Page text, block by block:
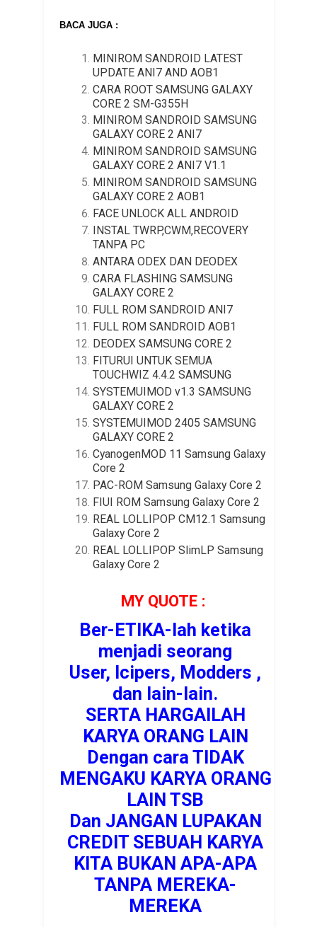
BACA JUGA :
MINIROM SANDROID LATEST
UPDATE ANI7 AND AOB1
CARA ROOT SAMSUNG GALAXY
CORE 2 SM-G355H
MINIROM SANDROID SAMSUNG
GALAXY CORE 2 ANI7
MINIROM SANDROID SAMSUNG
GALAXY CORE 2 ANI7 V1.1
MINIROM SANDROID SAMSUNG
GALAXY CORE 2 AOB1
FACE UNLOCK ALL ANDROID
INSTAL TWRP,CWM,RECOVERY
TANPA PC
ANTARA ODEX DAN DEODEX
CARA FLASHING SAMSUNG
GALAXY CORE 2
FULL ROM SANDROID ANI7
FULL ROM SANDROID AOB1
DEODEX SAMSUNG CORE 2
FITURUI UNTUK SEMUA
TOUCHWIZ 4.4.2 SAMSUNG
SYSTEMUIMOD v1.3 SAMSUNG
GALAXY CORE 2
SYSTEMUIMOD 2405 SAMSUNG
GALAXY CORE 2
CyanogenMOD 11 Samsung Galaxy
Core 2
PAC-ROM Samsung Galaxy Core 2
FIUI ROM Samsung Galaxy Core 2
REAL LOLLIPOP CM12.1 Samsung
Galaxy Core 2
REAL LOLLIPOP SlimLP Samsung
Galaxy Core 2
MY QUOTE :
Ber-ETIKA-lah ketika
menjadi seorang
User, Icipers, Modders ,
dan lain-lain.
SERTA HARGAILAH
KARYA ORANG LAIN
Dengan cara TIDAK
MENGAKU KARYA ORANG
LAIN TSB
Dan JANGAN LUPAKAN
CREDIT SEBUAH KARYA
KITA BUKAN APA-APA
TANPA MEREKA-
MEREKA